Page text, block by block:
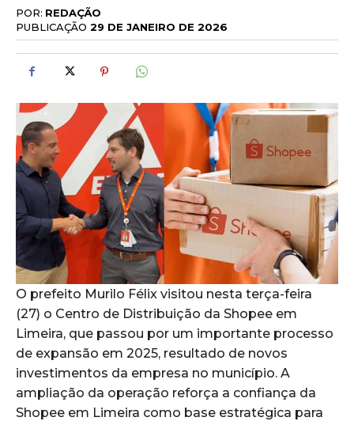
POR: REDAÇÃO
PUBLICAÇÃO 29 DE JANEIRO DE 2026
O prefeito Murilo Félix visitou nesta terça-feira
(27) o Centro de Distribuição da Shopee em
Limeira, que passou por um importante processo
de expansão em 2025, resultado de novos
investimentos da empresa no município. A
ampliação da operação reforça a confiança da
Shopee em Limeira como base estratégica para